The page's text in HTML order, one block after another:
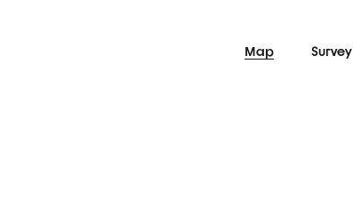
Map Survey